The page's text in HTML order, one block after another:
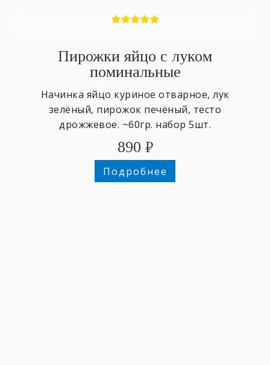
Пирожки яйцо с луком
поминальные
Начинка яйцо куриное отварное, лук
зелёный, пирожок печёный, тесто
дрожжевое. ~60гр. набор 5шт.
890 ₽
Подробнее